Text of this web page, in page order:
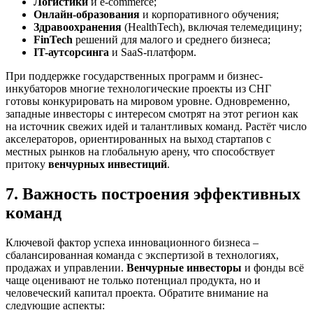
Онлайн-образования и корпоративного обучения;
Здравоохранения (HealthTech), включая телемедицину;
FinTech решений для малого и среднего бизнеса;
IT-аутсорсинга и SaaS-платформ.
При поддержке государственных программ и бизнес-
инкубаторов многие технологические проекты из СНГ
готовы конкурировать на мировом уровне. Одновременно,
западные инвесторы с интересом смотрят на этот регион как
на источник свежих идей и талантливых команд. Растёт число
акселераторов, ориентированных на выход стартапов с
местных рынков на глобальную арену, что способствует
притоку венчурных инвестиций.
7. Важность построения эффективных
команд
Ключевой фактор успеха инновационного бизнеса –
сбалансированная команда с экспертизой в технологиях,
продажах и управлении. Венчурные инвесторы и фонды всё
чаще оценивают не только потенциал продукта, но и
человеческий капитал проекта. Обратите внимание на
следующие аспекты: